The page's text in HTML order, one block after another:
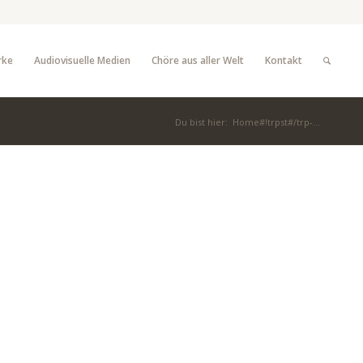
Audiovisuelle Medien Chöre aus aller Welt Kontakt
Du bist hier: Home#!trpst#/trp-...